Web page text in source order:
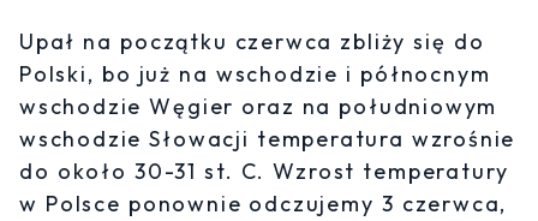
Upał na początku czerwca zbliży się do
Polski, bo już na wschodzie i północnym
wschodzie Węgier oraz na południowym
wschodzie Słowacji temperatura wzrośnie
do około 30-31 st. C. Wzrost temperatury
w Polsce ponownie odczujemy 3 czerwca,